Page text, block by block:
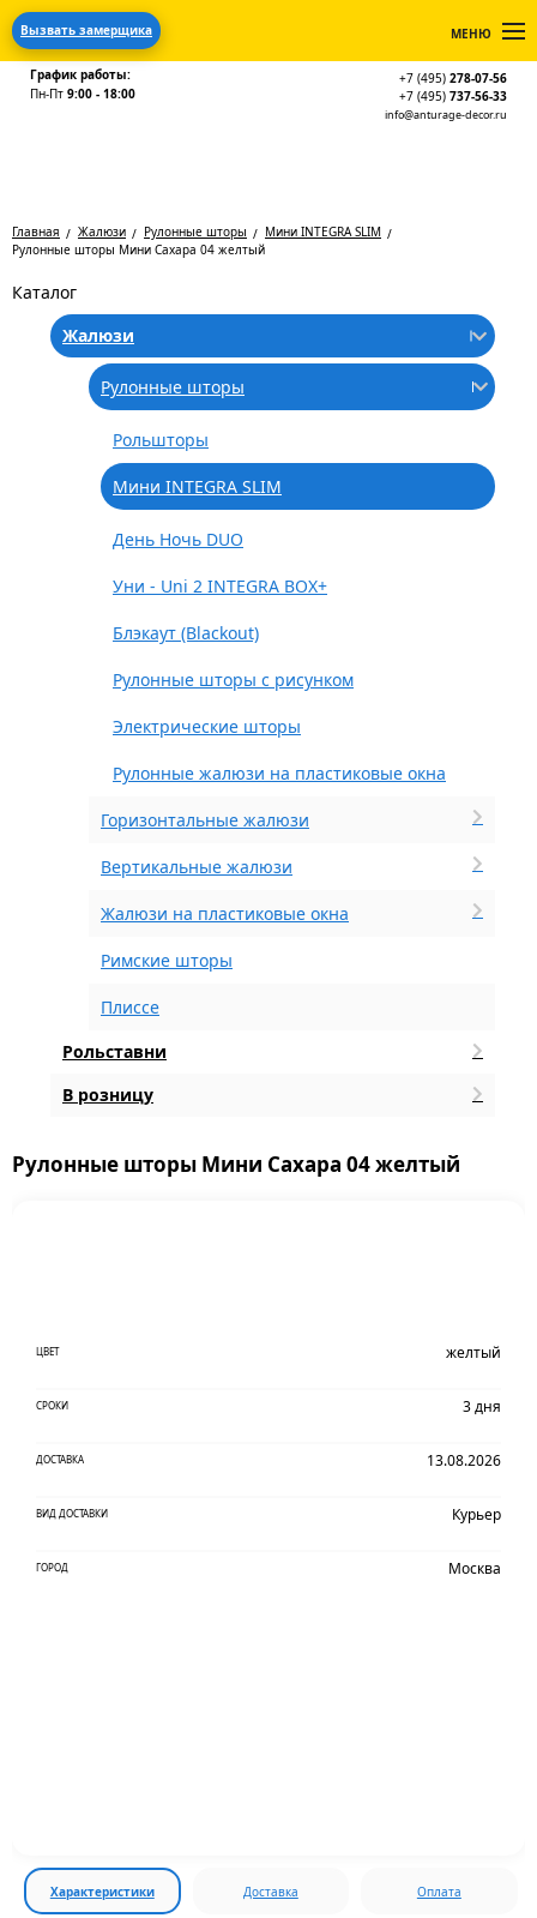
Вызвать замерщика МЕНЮ
График работы:
Пн-Пт 9:00 - 18:00
+7 (495) 278-07-56
+7 (495) 737-56-33
info@anturage-decor.ru
Главная Жалюзи Рулонные шторы
Мини INTEGRA SLIM
Рулонные шторы Мини Сахара 04 желтый
Каталог
Жалюзи
Рулонные шторы
Рольшторы
Мини INTEGRA SLIM
День Ночь DUO
Уни - Uni 2 INTEGRA BOX+
Блэкаут (Blackout)
Рулонные шторы с рисунком
Электрические шторы
Рулонные жалюзи на пластиковые окна
Горизонтальные жалюзи
Вертикальные жалюзи
Жалюзи на пластиковые окна
Римские шторы
Плиссе
Рольставни
В розницу
Рулонные шторы Мини Сахара 04 желтый
ЦВЕТ желтый
СРОКИ 3 дня
ДОСТАВКА 13.08.2026
ВИД ДОСТАВКИ Курьер
ГОРОД Москва
Характеристики Доставка Оплата